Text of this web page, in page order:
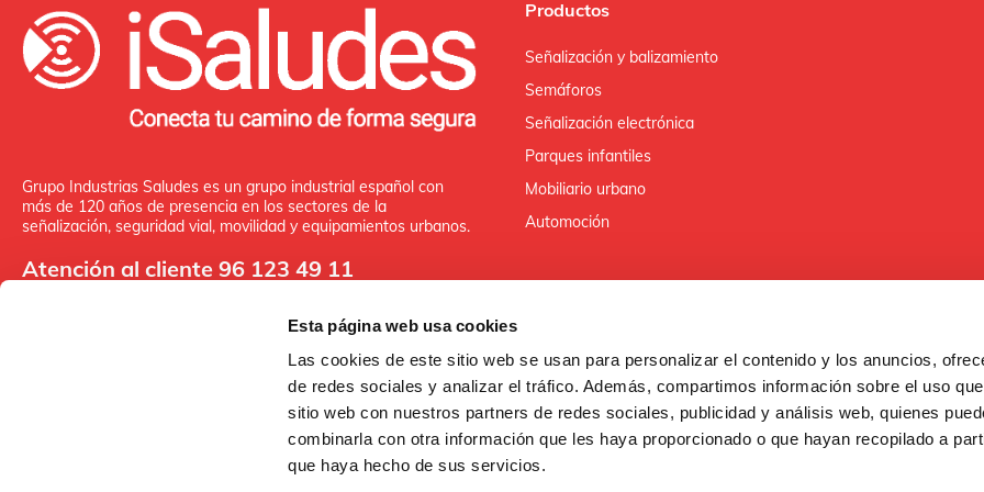
Esta página web usa cookies
Las cookies de este sitio web se usan para personalizar el contenido y los anuncios,
de redes sociales y analizar el tráfico. Además, compartimos información sobre el uso
sitio web con nuestros partners de redes sociales, publicidad y análisis web, quienes
combinarla con otra información que les haya proporcionado o que hayan recopilado a
que haya hecho de sus servicios.
Grupo Industrias Saludes es un grupo industrial español con
más de 120 años de presencia en los sectores de la
señalización, seguridad vial, movilidad y equipamientos urbanos.
Atención al cliente 96 123 49 11
Productos
Señalización y balizamiento
Semáforos
Señalización electrónica
Parques infantiles
Mobiliario urbano
Automoción
FONDO EUROPEO DE DESARROLLO REGIONAL
UNA MANERA DE HACER EUROPA